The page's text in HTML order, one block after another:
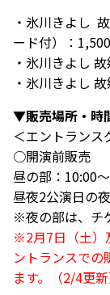
・氷川きよし
ード付）：
・氷川きよし
・氷川きよし
▼販売場所・時
＜エントランス
○開演前販売
昼の部：10:00
昼夜2公演日の
※夜の部は、チ
※2⽉7⽇（⼟）
ントランスでの
ます。（2/4更新